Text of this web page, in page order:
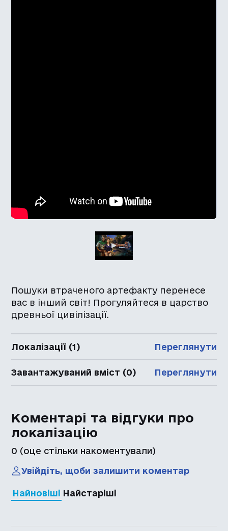
Пошуки втраченого артефакту перенесе
вас в інший світ! Прогуляйтеся в царство
древньої цивілізації.
Локалізації (1) Переглянути
Завантажуваний вміст (0) Переглянути
Коментарі та відгуки про
локалізацію
0 (оце стільки накоментували)
Увійдіть, щоби залишити коментар
Найновіші Найстаріші